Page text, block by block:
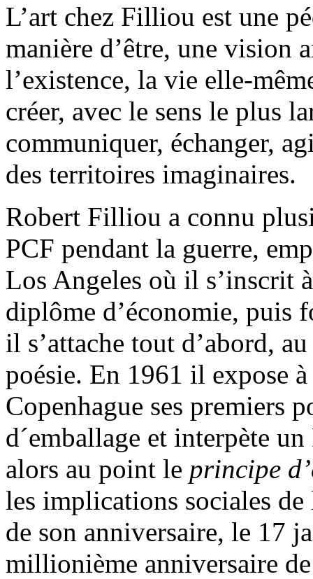
L’art chez Filliou est une
manière d’être, une vision
l’existence, la vie elle-
créer, avec le sens le plus
communiquer, échanger,
des territoires imaginaires.
Robert Filliou a connu
PCF pendant la guerre,
Los Angeles où il s’inscrit
diplôme d’économie, puis
il s’attache tout d’abord,
poésie. En 1961 il expose
Copenhague ses premiers
d´emballage et interpète
alors au point le principe
les implications sociales
de son anniversaire, le 17
millionième anniversaire